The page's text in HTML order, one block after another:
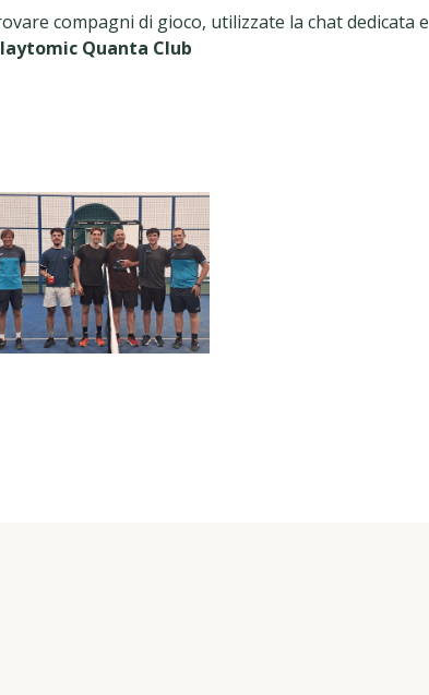
compagni di gioco, utilizzate la chat dedicata e
Quanta Club